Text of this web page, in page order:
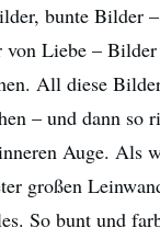
bunte Bilder
Liebe –
All diese
– und dann so
Auge. Als
großen
So bunt und